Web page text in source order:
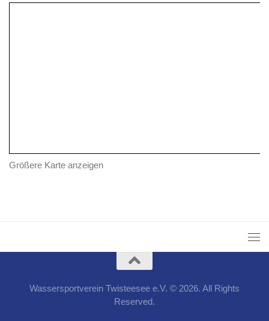
Größere Karte anzeigen
Wassersportverein Twisteesee e.V. © 2026. All Rights
Reserved.